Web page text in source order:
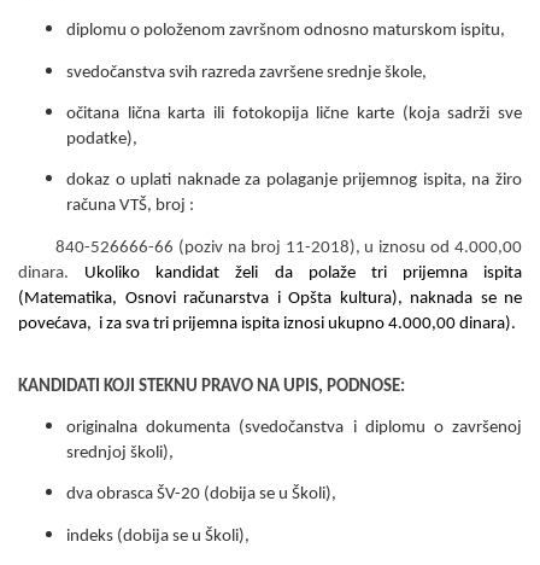
diplomu o položenom završnom odnosno maturskom ispitu,
svedočanstva svih razreda završene srednje škole,
očitana lična karta ili fotokopija lične karte (koja sadrži sve
podatke),
dokaz o uplati naknade za polaganje prijemnog ispita, na žiro
računa VTŠ, broj :
840-526666-66 (poziv na broj 11-2018), u iznosu od 4.000,00
dinara. Ukoliko kandidat želi da polaže tri prijemna ispita
(Matematika, Osnovi računarstva i Opšta kultura), naknada se ne
povećava, i za sva tri prijemna ispita iznosi ukupno 4.000,00 dinara).
KANDIDATI KOJI STEKNU PRAVO NA UPIS, PODNOSE:
originalna dokumenta (svedočanstva i diplomu o završenoj
srednjoj školi),
dva obrasca ŠV-20 (dobija se u Školi),
indeks (dobija se u Školi),